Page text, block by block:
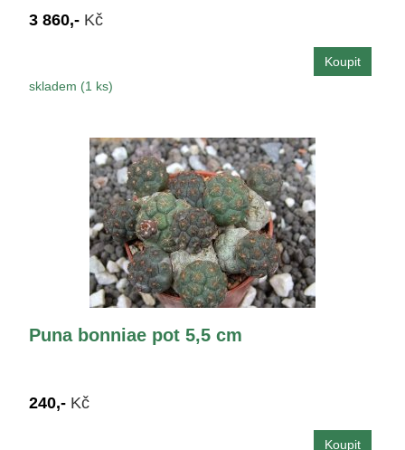
3 860,- Kč
skladem (1 ks)
Puna bonniae pot 5,5 cm
240,- Kč